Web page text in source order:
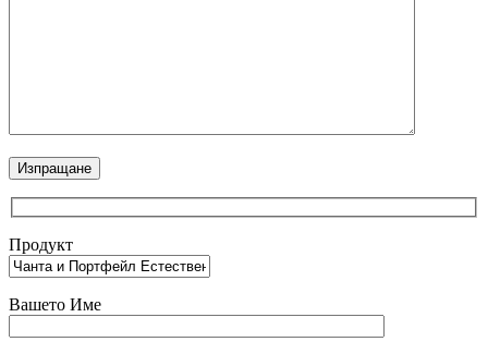
Продукт
Вашето Име